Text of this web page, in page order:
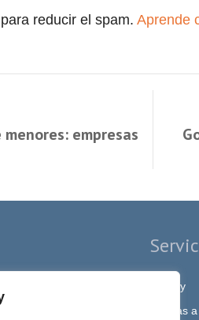
reducir el spam. Aprende
empresas
Privacy
DPO as